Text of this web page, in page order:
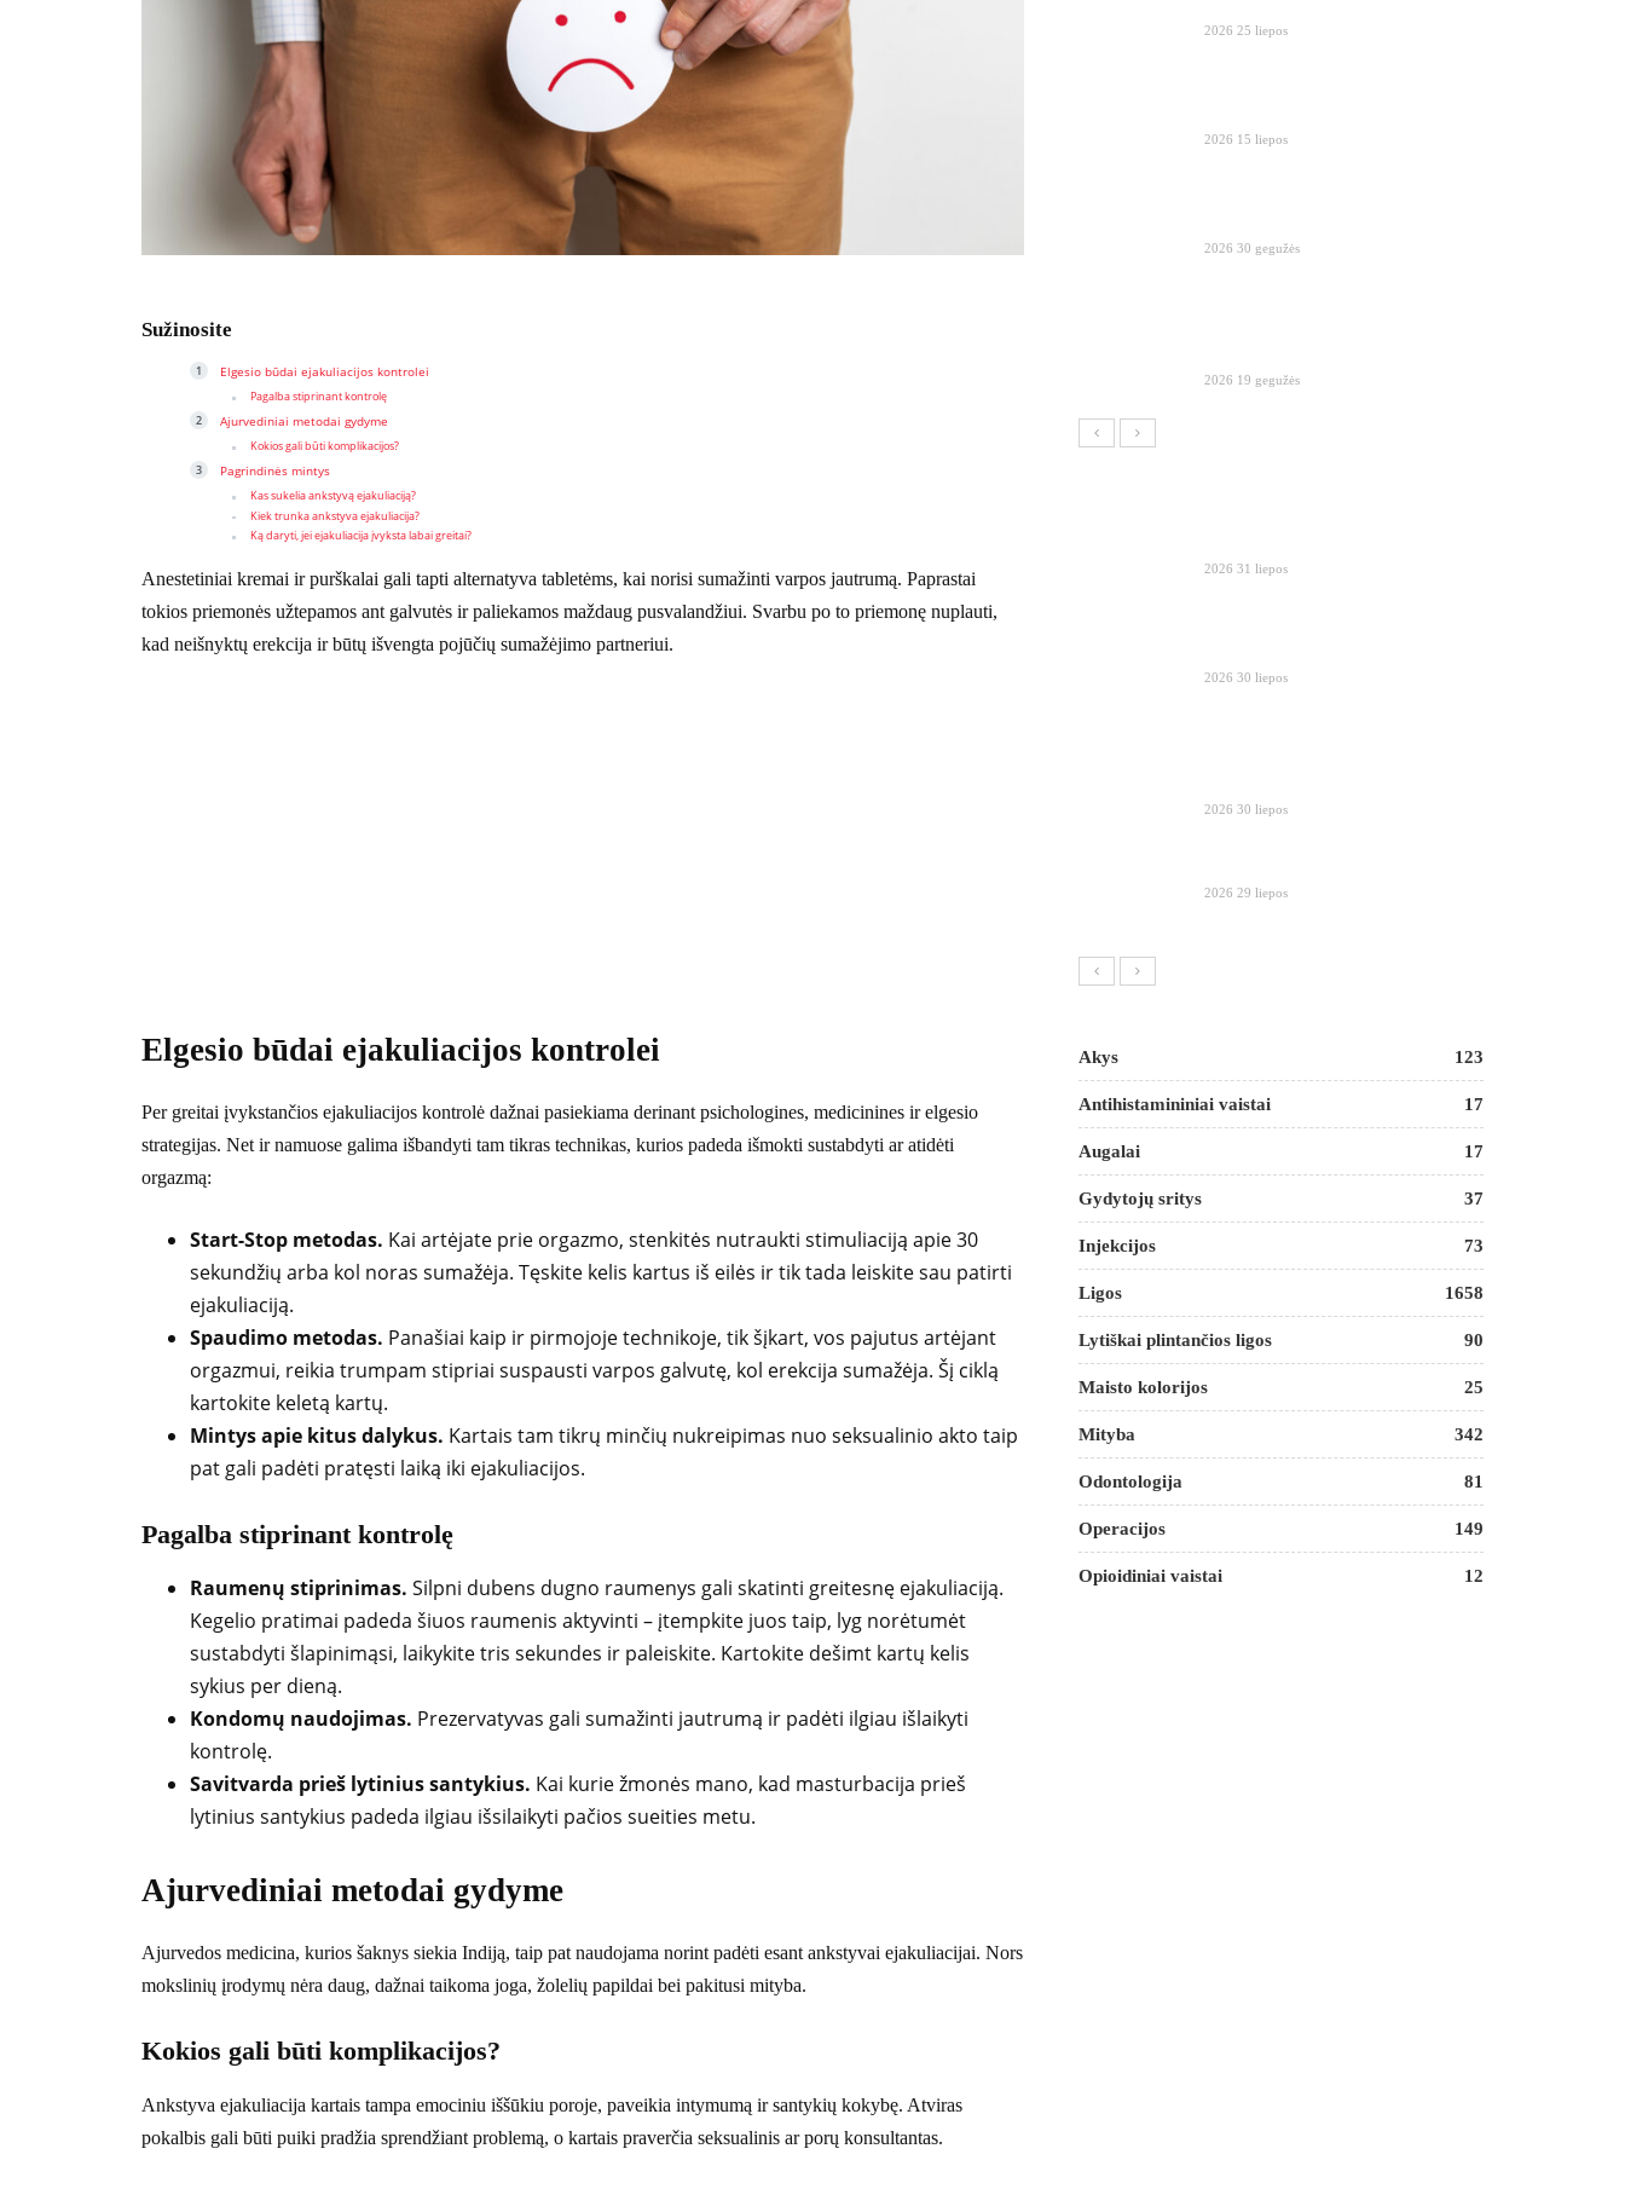
Sužinosite
Elgesio būdai ejakuliacijos kontrolei
Pagalba stiprinant kontrolę
Ajurvediniai metodai gydyme
Kokios gali būti komplikacijos?
Pagrindinės mintys
Kas sukelia ankstyvą ejakuliaciją?
Kiek trunka ankstyva ejakuliacija?
Ką daryti, jei ejakuliacija įvyksta labai greitai?
Anestetiniai kremai ir purškalai gali tapti alternatyva tabletėms, kai norisi sumažinti varpos jautrumą. Paprastai
tokios priemonės užtepamos ant galvutės ir paliekamos maždaug pusvalandžiui. Svarbu po to priemonę nuplauti,
kad neišnyktų erekcija ir būtų išvengta pojūčių sumažėjimo partneriui.
Elgesio būdai ejakuliacijos kontrolei
Per greitai įvykstančios ejakuliacijos kontrolė dažnai pasiekiama derinant psichologines, medicinines ir elgesio
strategijas. Net ir namuose galima išbandyti tam tikras technikas, kurios padeda išmokti sustabdyti ar atidėti
orgazmą:
Start-Stop metodas. Kai artėjate prie orgazmo, stenkitės nutraukti stimuliaciją apie 30
sekundžių arba kol noras sumažėja. Tęskite kelis kartus iš eilės ir tik tada leiskite sau patirti
ejakuliaciją.
Spaudimo metodas. Panašiai kaip ir pirmojoje technikoje, tik šįkart, vos pajutus artėjant
orgazmui, reikia trumpam stipriai suspausti varpos galvutę, kol erekcija sumažėja. Šį ciklą
kartokite keletą kartų.
Mintys apie kitus dalykus. Kartais tam tikrų minčių nukreipimas nuo seksualinio akto taip
pat gali padėti pratęsti laiką iki ejakuliacijos.
Pagalba stiprinant kontrolę
Raumenų stiprinimas. Silpni dubens dugno raumenys gali skatinti greitesnę ejakuliaciją.
Kegelio pratimai padeda šiuos raumenis aktyvinti – įtempkite juos taip, lyg norėtumėt
sustabdyti šlapinimąsi, laikykite tris sekundes ir paleiskite. Kartokite dešimt kartų kelis
sykius per dieną.
Kondomų naudojimas. Prezervatyvas gali sumažinti jautrumą ir padėti ilgiau išlaikyti
kontrolę.
Savitvarda prieš lytinius santykius. Kai kurie žmonės mano, kad masturbacija prieš
lytinius santykius padeda ilgiau išsilaikyti pačios sueities metu.
Ajurvediniai metodai gydyme
Ajurvedos medicina, kurios šaknys siekia Indiją, taip pat naudojama norint padėti esant ankstyvai ejakuliacijai. Nors
mokslinių įrodymų nėra daug, dažnai taikoma joga, žolelių papildai bei pakitusi mityba.
Kokios gali būti komplikacijos?
Ankstyva ejakuliacija kartais tampa emociniu iššūkiu poroje, paveikia intymumą ir santykių kokybę. Atviras
pokalbis gali būti puiki pradžia sprendžiant problemą, o kartais praverčia seksualinis ar porų konsultantas.
2026 25 liepos
2026 15 liepos
2026 30 gegužės
2026 19 gegužės
2026 31 liepos
2026 30 liepos
2026 30 liepos
2026 29 liepos
Akys 123
Antihistamininiai vaistai 17
Augalai 17
Gydytojų sritys 37
Injekcijos 73
Ligos 1658
Lytiškai plintančios ligos 90
Maisto kolorijos 25
Mityba 342
Odontologija 81
Operacijos 149
Opioidiniai vaistai 12